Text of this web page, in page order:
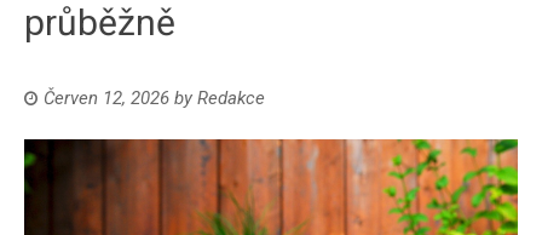
í
průběžně
Červen 12, 2026 by Redakce